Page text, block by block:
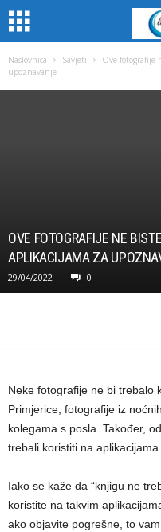
Naslovnica Savjeti
Ove fotografije
upoznavanje
OVE FOTOGRAFIJE NE
APLIKACIJAMA ZA
29/04/2022 0
Neke fotografije ne bi trebalo
Primjerice, fotografije iz
kolegama s posla. Također,
trebali koristiti na
Iako se kaže da “knjigu ne
koristite na takvim
ako objavite pogrešne, to